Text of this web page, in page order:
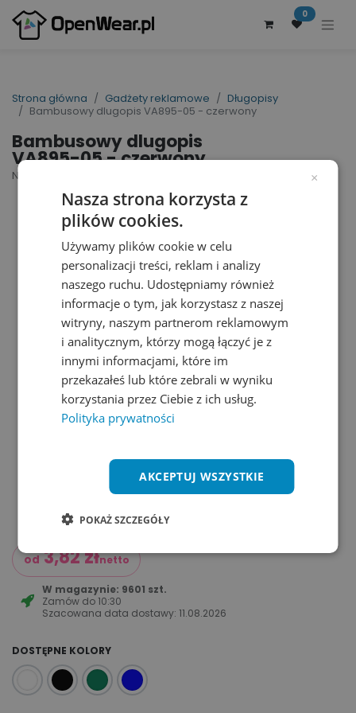
0
Strona główna Gadżety reklamowe
Długopisy
Bambusowy dlugopis VA895-05 - czerwony
Bambusowy dlugopis
VA895-05 - czerwony
Nr artykułu dostawcy: VA895-05 | ID : 39289
od 3,82złnetto
W magazynie: 9601 szt.
Zamów do 10:30
Szacowana data dostawy:11.08.2026
DOSTĘPNE KOLORY
×
Nasza strona korzysta z
plików cookies.
Używamy plików cookie w celu
personalizacji treści, reklam i analizy
naszego ruchu. Udostępniamy również
informacje o tym, jak korzystasz z naszej
witryny, naszym partnerom reklamowym
i analitycznym, którzy mogą łączyć je z
innymi informacjami, które im
przekazałeś lub które zebrali w wyniku
korzystania przez Ciebie z ich usług.
Polityka prywatności
AKCEPTUJ WSZYSTKIE
POKAŻ SZCZEGÓŁY